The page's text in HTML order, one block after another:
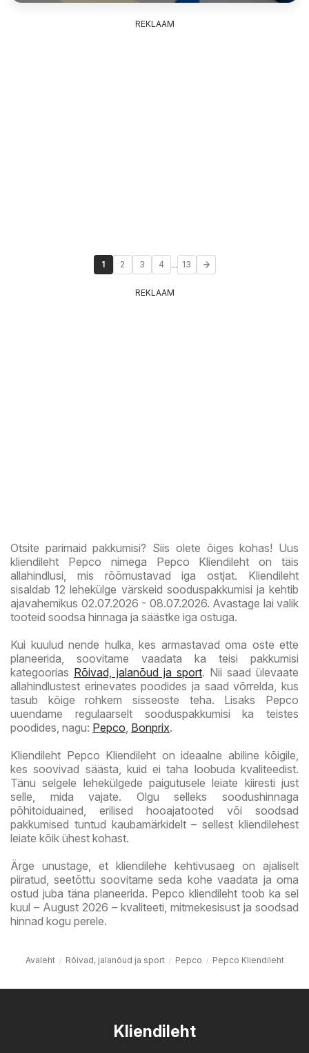
REKLAAM
1 2 3 4 ... 13
REKLAAM
Otsite parimaid pakkumisi? Siis olete õiges kohas! Uus
kliendileht Pepco nimega Pepco Kliendileht on täis
allahindlusi, mis rõõmustavad iga ostjat. Kliendileht
sisaldab 12 lehekülge värskeid sooduspakkumisi ja kehtib
ajavahemikus 02.07.2026 - 08.07.2026. Avastage lai valik
tooteid soodsa hinnaga ja säästke iga ostuga.
Kui kuulud nende hulka, kes armastavad oma oste ette
planeerida, soovitame vaadata ka teisi pakkumisi
kategoorias Rõivad, jalanõud ja sport. Nii saad ülevaate
allahindlustest erinevates poodides ja saad võrrelda, kus
tasub kõige rohkem sisseoste teha. Lisaks Pepco
uuendame regulaarselt sooduspakkumisi ka teistes
poodides, nagu: Pepco, Bonprix.
Kliendileht Pepco Kliendileht on ideaalne abiline kõigile,
kes soovivad säästa, kuid ei taha loobuda kvaliteedist.
Tänu selgele lehekülgede paigutusele leiate kiiresti just
selle, mida vajate. Olgu selleks soodushinnaga
põhitoiduained, erilised hooajatooted või soodsad
pakkumised tuntud kaubamärkidelt – sellest kliendilehest
leiate kõik ühest kohast.
Ärge unustage, et kliendilehe kehtivusaeg on ajaliselt
piiratud, seetõttu soovitame seda kohe vaadata ja oma
ostud juba täna planeerida. Pepco kliendileht toob ka sel
kuul – August 2026 – kvaliteeti, mitmekesisust ja soodsad
hinnad kogu perele.
Avaleht Rõivad, jalanõud ja sport Pepco Pepco Kliendileht
Kliendileht